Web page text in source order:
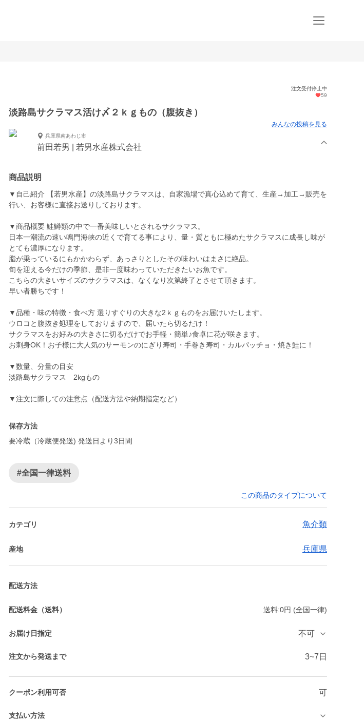
注文受付停止中
59
淡路島サクラマス活け〆２ｋｇもの（腹抜き）
みんなの投稿を見る
兵庫県南あわじ市
前田若男 | 若男水産株式会社
商品説明
▼自己紹介 【若男水産】の淡路島サクラマスは、自家漁場で真心込めて育て、生産→加工→販売を
行い、お客様に直接お送りしております。
▼商品概要 鮭鱒類の中で一番美味しいとされるサクラマス。
日本一潮流の速い鳴門海峡の近くで育てる事により、量・質ともに極めたサクラマスに成長し味が
とても濃厚になります。
脂が乗っているにもかかわらず、あっさりとしたその味わいはまさに絶品。
旬を迎える今だけの季節、是非一度味わっていただきたいお魚です。
こちらの大きいサイズのサクラマスは、なくなり次第終了とさせて頂きます。
早い者勝ちです！
▼品種・味の特徴・食べ方 選りすぐりの大きな2ｋｇものをお届けいたします。
ウロコと腹抜き処理をしておりますので、届いたら切るだけ！
サクラマスをお好みの大きさに切るだけでお手軽・簡単♪食卓に花が咲きます。
お刺身OK！お子様に大人気のサーモンのにぎり寿司・手巻き寿司・カルパッチョ・焼き鮭に！
▼数量、分量の目安
淡路島サクラマス 2kgもの
▼注文に際しての注意点（配送方法や納期指定など）
保存方法
要冷蔵（冷蔵便発送) 発送日より3日間
#全国一律送料
この商品のタイプについて
カテゴリ 魚介類
産地 兵庫県
配送方法
配送料金（送料） 送料:0円 (全国一律)
お届け日指定 不可
注文から発送まで 3~7日
クーポン利用可否 可
支払い方法